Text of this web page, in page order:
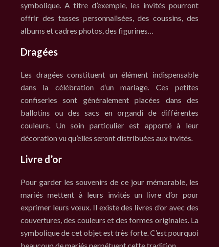
symbolique. A titre d’exemple, les invités pourront
offrir des tasses personnalisées, des coussins, des
albums et cadres photos, des figurines…
Dragées
Les dragées constituent un élément indispensable
dans la célébration d’un mariage. Ces petites
confiseries sont généralement placées dans des
ballotins ou des sacs en organdi de différentes
couleurs. Un soin particulier est apporté à leur
décoration vu qu’elles seront distribuées aux invités.
Livre d’or
Pour garder les souvenirs de ce jour mémorable, les
mariés mettent à leurs invités un livre d’or pour
exprimer leurs vœux. Il existe des livres d’or avec des
couvertures, des couleurs et des formes originales. La
symbolique de cet objet est très forte. C’est pourquoi